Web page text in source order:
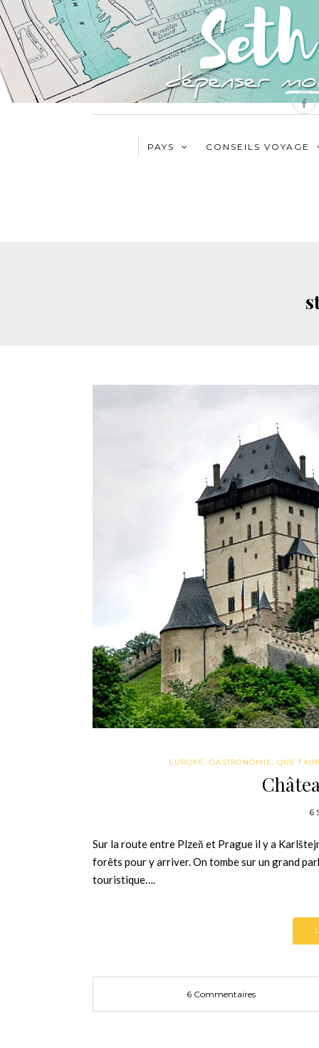
PAYS CONSEILS VOYAGE
EUROPE, GASTRONOMIE, QUE
6
Sur la route entre Plzeň et Prague il y a
forêts pour y arriver. On tombe sur un grand
touristique….
6 Commentaires